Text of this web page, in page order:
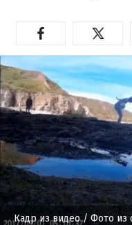
Кадр из видео/ Фото из